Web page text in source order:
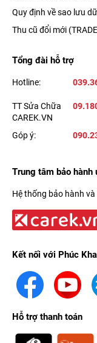
Quy định về sao lưu
Thu cũ đổi mới
Tổng đài hỗ trợ
Hotline:
TT Sửa Chữa
CAREK.VN
Góp ý:
Trung tâm bảo hành
Hệ thống bảo hành
Kết nối với Phúc
Hỗ trợ thanh toán